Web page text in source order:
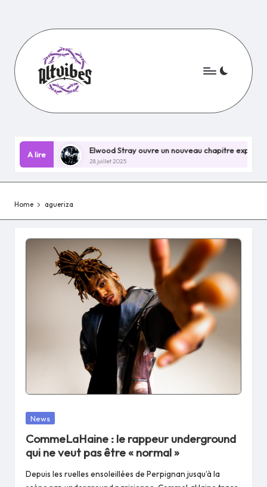
content
A lire Elwood Stray ouvre un nouveau chapitre explosif avec
28 juillet 2025
Home agueriza
Posted
News
CommeLaHaine : le rappeur underground
qui ne veut pas être « normal »
Depuis les ruelles ensoleillées de Perpignan jusqu’à la